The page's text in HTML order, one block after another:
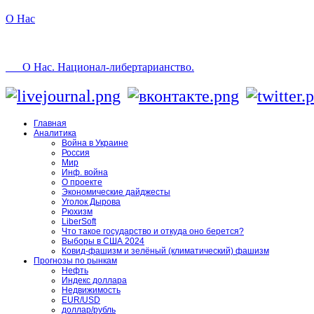
О Нас
О Нас. Национал-либертарианство.
Главная
Аналитика
Война в Украине
Россия
Мир
Инф. война
О проекте
Экономические дайджесты
Уголок Дырова
Рюхизм
LiberSoft
Что такое государство и откуда оно берется?
Выборы в США 2024
Ковид-фашизм и зелёный (климатический) фашизм
Прогнозы по рынкам
Нефть
Индекс доллара
Недвижимость
EUR/USD
доллар/рубль